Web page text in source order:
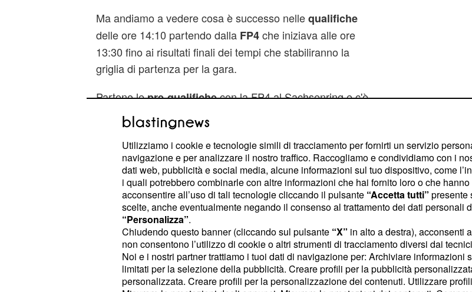
Ma andiamo a vedere cosa è successo nellequalifiche
delle ore 14:10 partendo dalla FP4che iniziava alle ore
13:30 fino ai risultati finali dei tempi che stabiliranno la
griglia di partenza per la gara.
Partono lepre-qualifichecon la FP4 al Sachsenring e c'è
subito un'altra caduta, stavolta tocca ad Andrea Iannone che
abbandona la sua moto dolorante. Ci si avvicina alle
qualifiche ufficiali conValentino Rossiche ha fatto
registrare il miglior tempo con la sua Yamaha, dietro di lui
Bradl, Marquez e Crutchlow.
Comincia la Q1 e subito ci sono altre due cadute, è la
conferma della pericolosità di questa pista del
Sachsenring,in particolare della curva 11. Intanto sorpresa
per due italiani:Corti e Petruccivanno in Q2 a giocarsi la
pole per le prime 12 posizioni del GP di Germania.
Utilizziamo i cookie e tecnologie simili di tracciamento per fornirti un servizio
navigazione e per analizzare il nostro traffico. Raccogliamo e condividiamo con i
dati web, pubblicità e social media, alcune informazioni sul tuo dispositivo, come
i quali potrebbero combinarle con altre informazioni che hai fornito loro o che
acconsentire all’uso di tali tecnologie cliccando il pulsante “Accetta tutti” presente
scelte, anche eventualmente negando il consenso al trattamento dei dati personali
“Personalizza”.
Chiudendo questo banner (cliccando sul pulsante “X” in alto a destra), acconsenti
non consentono l’utilizzo di cookie o altri strumenti di tracciamento diversi dai
Noi e i nostri partner trattiamo i tuoi dati di navigazione per: Archiviare informazioni
limitati per la selezione della pubblicità. Creare profili per la pubblicità
personalizzata. Creare profili per la personalizzazione dei contenuti. Utilizzare